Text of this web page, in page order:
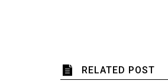
RELATED POST